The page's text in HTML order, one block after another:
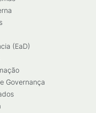
(EaD)
Governança